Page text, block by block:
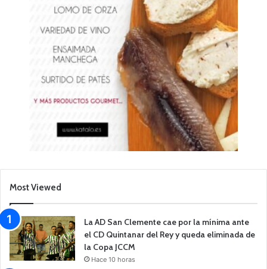
Most Viewed
La AD San Clemente cae por la mínima ante
el CD Quintanar del Rey y queda eliminada de
la Copa JCCM
Hace 10 horas